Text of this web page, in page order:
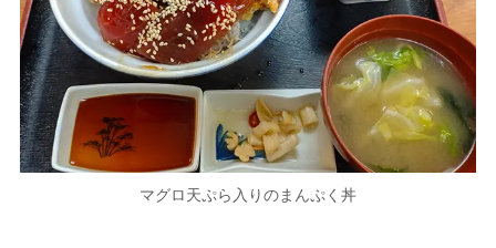
マグロ天ぷら入りのまんぷく丼